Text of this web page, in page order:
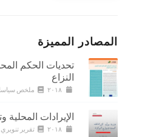
المصادر المميزة
تحديات الحكم
النزاع
ملخص
الإيرادات المحلية
تقرير تنويري